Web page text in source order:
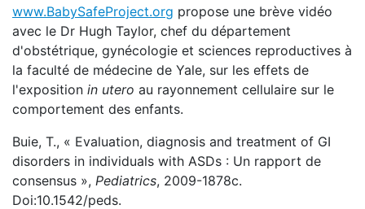
www.BabySafeProject.org propose une brève vidéo
avec le Dr Hugh Taylor, chef du département
d'obstétrique, gynécologie et sciences reproductives à
la faculté de médecine de Yale, sur les effets de
l'exposition in utero au rayonnement cellulaire sur le
comportement des enfants.
Buie, T., « Evaluation, diagnosis and treatment of GI
disorders in individuals with ASDs : Un rapport de
consensus », Pediatrics, 2009-1878c.
Doi:10.1542/peds.